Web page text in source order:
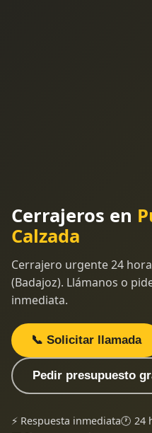
Cerrajeros en
Calzada
Cerrajero urgente 24
(Badajoz). Llámanos o
inmediata.
📞 Solicitar llamada
Pedir presupuesto
⚡ Respuesta inmediata🕐 24